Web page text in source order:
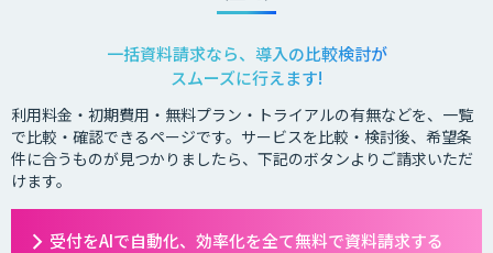
一括資料請求なら、導入の比較検討が
スムーズに行えます!
利用料金・初期費用・無料プラン・トライアルの有無などを、一覧
で比較・確認できるページです。サービスを比較・検討後、希望条
件に合うものが見つかりましたら、下記のボタンよりご請求いただ
けます。
受付をAIで自動化、効率化を全て無料で資料請求する